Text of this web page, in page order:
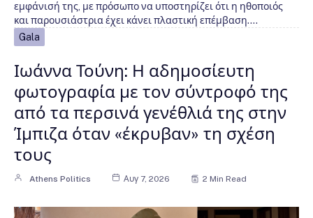
εμφάνισή της, με πρόσωπο να υποστηρίζει ότι η ηθοποιός
και παρουσιάστρια έχει κάνει πλαστική επέμβαση.…
Gala
Ιωάννα Τούνη: Η αδημοσίευτη
φωτογραφία με τον σύντροφό της
από τα περσινά γενέθλιά της στην
Ίμπιζα όταν «έκρυβαν» τη σχέση
τους
Athens Politics Αυγ 7, 2026 2 Min Read